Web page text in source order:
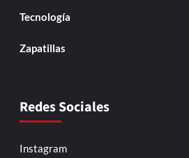
Tecnología
Zapatillas
Redes Sociales
Instagram